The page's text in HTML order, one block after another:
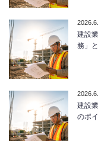
建設
務」
建設
のポ